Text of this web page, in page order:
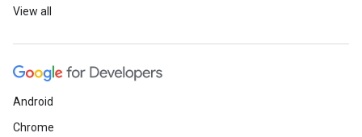
View all
Android
Chrome